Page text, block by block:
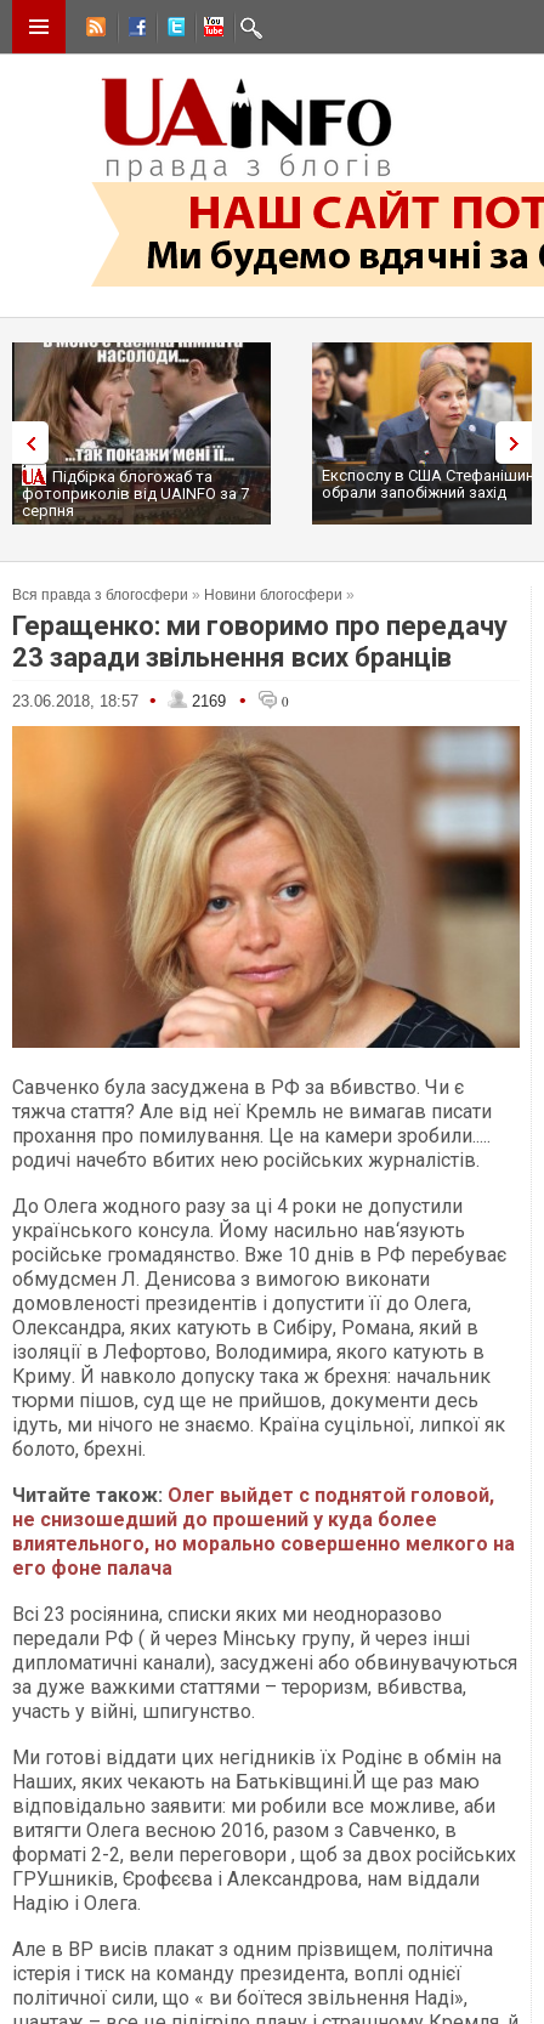
Підбірка блогожаб та
фотоприколів від UAINFO за 7
серпня
Експослу в США
обрали запобіжний захід
Вся правда з блогосфери » Новини блогосфери »
Геращенко: ми говоримо про передачу
23 заради звільнення всих бранців
23.06.2018, 18:57 • 2169 • 0
Савченко була засуджена в РФ за вбивство. Чи є
тяжча стаття? Але від неї Кремль не вимагав писати
прохання про помилування. Це на камери зробили.....
родичі начебто вбитих нею російських журналістів.
До Олега жодного разу за ці 4 роки не допустили
українського консула. Йому насильно нав‘язують
російське громадянство. Вже 10 днів в РФ перебуває
обмудсмен Л. Денисова з вимогою виконати
домовленості президентів і допустити її до Олега,
Олександра, яких катують в Сибіру, Романа, який в
ізоляції в Лефортово, Володимира, якого катують в
Криму. Й навколо допуску така ж брехня: начальник
тюрми пішов, суд ще не прийшов, документи десь
ідуть, ми нічого не знаємо. Країна суцільної, липкої як
болото, брехні.
Читайте також: Олег выйдет с поднятой головой,
не снизошедший до прошений у куда более
влиятельного, но морально совершенно мелкого на
его фоне палача
Всі 23 росіянина, списки яких ми неодноразово
передали РФ ( й через Мінську групу, й через інші
дипломатичні канали), засуджені або обвинувачуються
за дуже важкими статтями – тероризм, вбивства,
участь у війні, шпигунство.
Ми готові віддати цих негідників їх Родінє в обмін на
Наших, яких чекають на Батьківщині.Й ще раз маю
відповідально заявити: ми робили все можливе, аби
витягти Олега весною 2016, разом з Савченко, в
форматі 2-2, вели переговори , щоб за двох російських
ГРУшників, Єрофєєва і Александрова, нам віддали
Надію і Олега.
Але в ВР висів плакат з одним прізвищем, політична
істерія і тиск на команду президента, воплі однієї
політичної сили, що « ви боїтеся звільнення Наді»,